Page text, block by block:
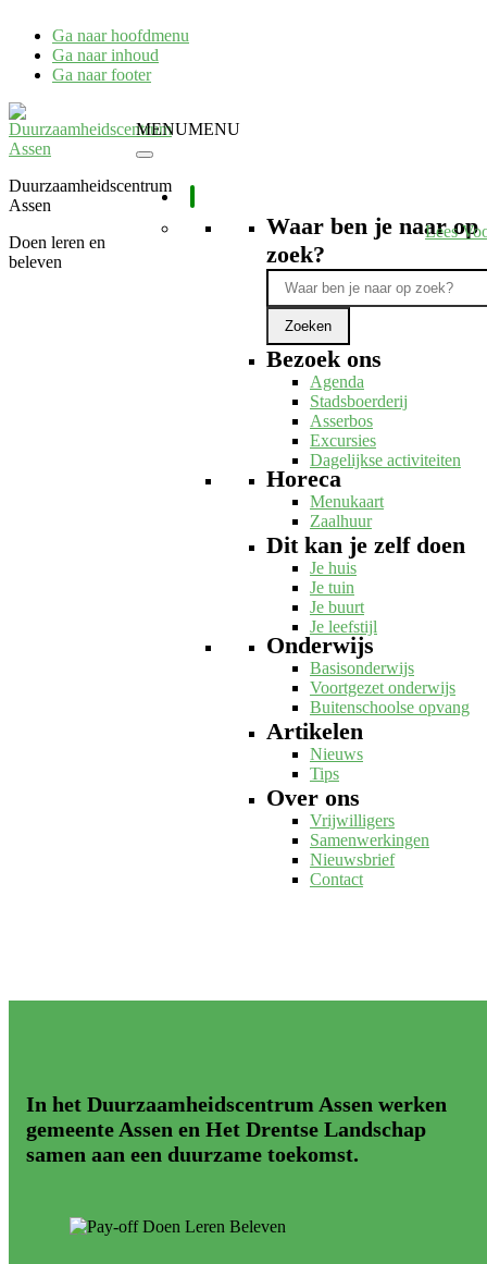
Ga naar hoofdmenu
Ga naar inhoud
Ga naar footer
Duurzaamheidscentrum
Assen
Doen leren en
beleven
MENUMENU
Waar ben je naar op
zoek?
Bezoek ons
Agenda
Stadsboerderij
Asserbos
Excursies
Dagelijkse activiteiten
Horeca
Menukaart
Zaalhuur
Dit kan je zelf doen
Je huis
Je tuin
Je buurt
Je leefstijl
Onderwijs
Basisonderwijs
Voortgezet onderwijs
Buitenschoolse opvang
Artikelen
Nieuws
Tips
Over ons
Vrijwilligers
Samenwerkingen
Nieuwsbrief
Contact
Lees
In het Duurzaamheidscentrum Assen werken
gemeente Assen en Het Drentse Landschap
samen aan een duurzame toekomst.